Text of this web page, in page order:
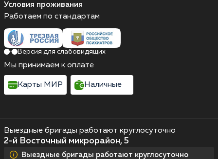
Условия проживания
Выездные бригады работают круглосуточно
2-й Восточный микрорайон, 5
Выездные бригады работают круглосуточно
Работаем по стандартам
Версия для слабовидящих
Мы принимаем к оплате
Карты МИР Наличные